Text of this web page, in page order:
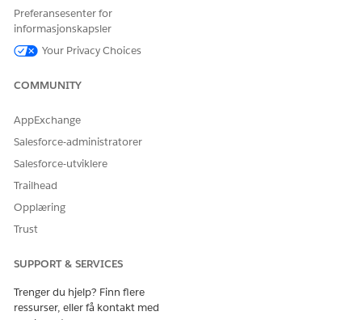
handlinger, og identifisere de mest relevante dataene for
evaluering. Når du har denne informasjonen, kan du gå
videre til å utforme effektive strukturerte testscenarier som
HJALP DENNE ARTIKKELEN MED Å LØSE PROBLEMET DITT?
La oss få vite det slik at vi kan forbedre!
Preferansesenter for
informasjonskapsler
Your Privacy Choices
COMMUNITY
AppExchange
Salesforce-administratorer
Salesforce-utviklere
Trailhead
Opplæring
Trust
SUPPORT & SERVICES
Trenger du hjelp? Finn flere
ressurser, eller få kontakt med